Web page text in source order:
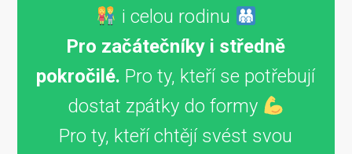
i celou rodinu
Pro začátečníky i středně
pokročilé. Pro ty, kteří se potřebují
dostat zpátky do formy
Pro ty, kteří chtějí svést svou